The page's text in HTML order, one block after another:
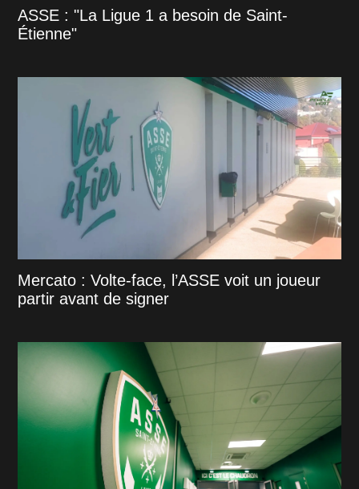
ASSE : "La Ligue 1 a besoin de Saint-
Étienne"
Mercato : Volte-face, l’ASSE voit un joueur
partir avant de signer